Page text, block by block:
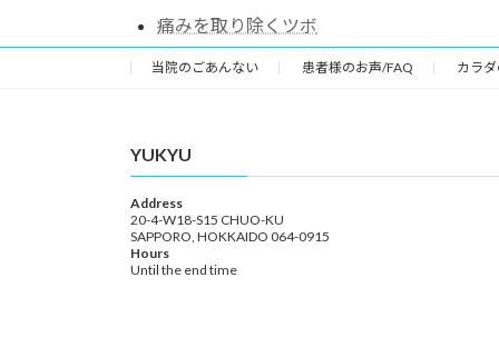
痛みを取り除くツボ
当院のごあんない 患者様のお声/FAQ カラ
YUKYU
Address
20-4-W18-S15 CHUO-KU
SAPPORO, HOKKAIDO 064-0915
Hours
Until the end time